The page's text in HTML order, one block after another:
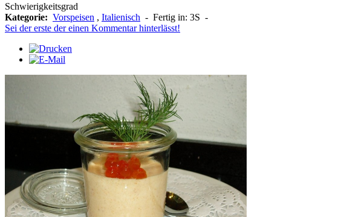
Schwierigkeitsgrad
Kategorie: Vorspeisen , Italienisch - Fertig in: 3S -
Sei der erste der einen Kommentar hinterlässt!